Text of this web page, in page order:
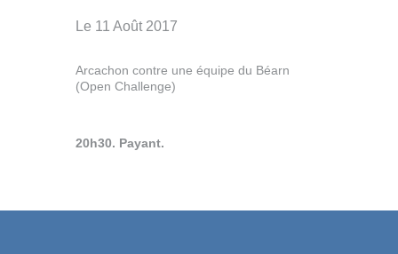
Le 11 Août 2017
Arcachon contre une équipe du Béarn
(Open Challenge)
20h30. Payant.